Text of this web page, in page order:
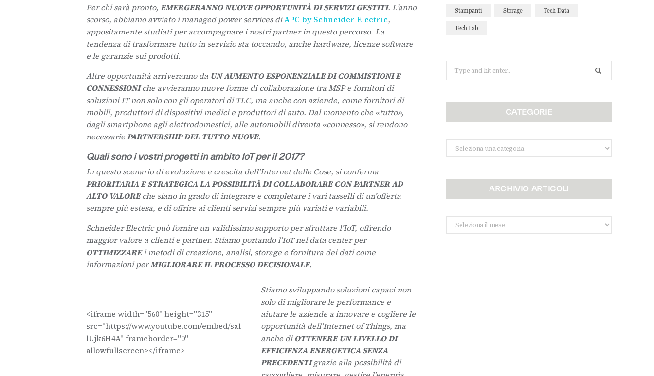
Per chi sarà pronto, EMERGERANNO NUOVE OPPORTUNITÀ DI SERVIZI GESTITI. L’anno
scorso, abbiamo avviato i managed power services diAPC by Schneider Electric,
appositamente studiati per accompagnare i nostri partner in questo percorso. La
tendenza di trasformare tutto in servizio sta toccando, anche hardware, licenze software
e le garanzie sui prodotti.
Altre opportunità arriveranno da UN AUMENTO ESPONENZIALE DI COMMISTIONI E
CONNESSIONIche avvieranno nuove forme di collaborazione tra MSP e fornitori di
soluzioni IT non solo con gli operatori di TLC, ma anche con aziende, come fornitori di
mobili, produttori di dispositivi medici e produttori di auto. Dal momento che «tutto»,
dagli smartphone agli elettrodomestici, alle automobili diventa «connesso», si rendono
necessariePARTNERSHIP DEL TUTTO NUOVE.
Quali sono i vostri progetti in ambito IoT per il 2017?
In questo scenario di evoluzione e crescita dell’Internet delle Cose, si conferma
PRIORITARIA E STRATEGICA LA POSSIBILITÀ DI COLLABORARE CON PARTNER AD
ALTO VALOREche siano in grado di integrare e completare i vari tasselli di un’offerta
sempre più estesa, e di offrire ai clienti servizi sempre più variati e variabili.
Schneider Electric può fornire un validissimo supporto per sfruttare l’IoT, offrendo
maggior valore a clienti e partner. Stiamo portando l’IoT nel data center per
OTTIMIZZAREi metodi di creazione, analisi, storage e fornitura dei dati come
informazioni perMIGLIORARE IL PROCESSO DECISIONALE.
<iframe width="560" height="315"
src="https://www.youtube.com/embed/sal
lUjk6H4A" frameborder="0"
allowfullscreen></iframe>
Stiamo sviluppando soluzioni capaci non
solo di migliorare le performance e
aiutare le aziende a innovare e cogliere le
opportunità dell’Internet of Things, ma
anche diOTTENERE UN LIVELLO DI
EFFICIENZA ENERGETICA SENZA
PRECEDENTIgrazie alla possibilità di
Stampanti Storage Tech Data
Tech Lab
for:
CATEGORIE
Categorie
ARCHIVIO ARTICOLI
Archivio
Articoli